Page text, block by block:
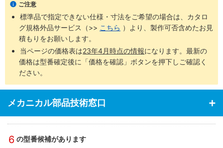
ご注意
標準品で指定できない仕様・寸法をご希望の場合は、カタロ
グ規格外品サービス（>> こちら ）より、製作可否含めたお見
積もりをお願いします。
当ページの価格表は23年4月時点の情報になります。最新の
価格は型番確定後に「価格を確認」ボタンを押下しご確認く
ださい。
メカニカル部品技術窓口
6 の型番候補があります